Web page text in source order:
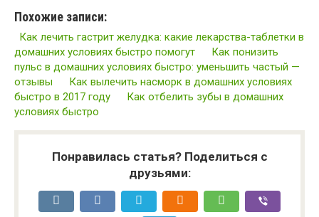
Похожие записи:
Как лечить гастрит желудка: какие лекарства-таблетки в
домашних условиях быстро помогут
Как понизить
пульс в домашних условиях быстро: уменьшить частый —
отзывы
Как вылечить насморк в домашних условиях
быстро в 2017 году
Как отбелить зубы в домашних
условиях быстро
Понравилась статья? Поделиться с
друзьями: